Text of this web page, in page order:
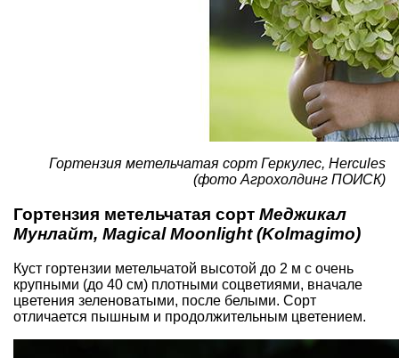
Гортензия метельчатая сорт Геркулес, Hercules
(фото Агрохолдинг ПОИСК)
Гортензия метельчатая сорт Меджикал
Мунлайт, Magical Moonlight (Kolmagimo)
Куст гортензии метельчатой высотой до 2 м с очень
крупными (до 40 см) плотными соцветиями, вначале
цветения зеленоватыми, после белыми. Сорт
отличается пышным и продолжительным цветением.